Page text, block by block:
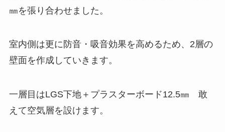
㎜を張り合わせました。
室内側は更に防音・吸音効果を高めるため、2層の
壁面を作成していきます。
一層目はLGS下地＋プラスターボード12.5㎜ 敢
えて空気層を設けます。